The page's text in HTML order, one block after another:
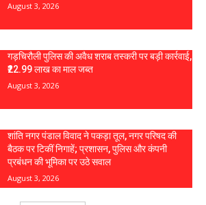
August 3, 2026
गड़चिरौली पुलिस की अवैध शराब तस्करी पर बड़ी कार्रवाई,
₹22.99 लाख का माल जब्त
August 3, 2026
शांति नगर पंडाल विवाद ने पकड़ा तूल, नगर परिषद की
बैठक पर टिकीं निगाहें; प्रशासन, पुलिस और कंपनी
प्रबंधन की भूमिका पर उठे सवाल
August 3, 2026